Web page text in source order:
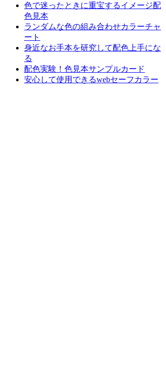
色で迷ったときに重宝するイメージ配
色見本
ランダムな色の組み合わせカラーチャ
ート
身近なお手本を研究して配色上手にな
る
配色実験！色見本サンプルカード
安心して使用できるwebセーフカラー